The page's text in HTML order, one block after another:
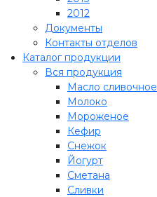
2012
Документы
Контакты отделов
Каталог продукции
Вся продукция
Масло сливочное
Молоко
Мороженое
Кефир
Снежок
Йогурт
Сметана
Сливки